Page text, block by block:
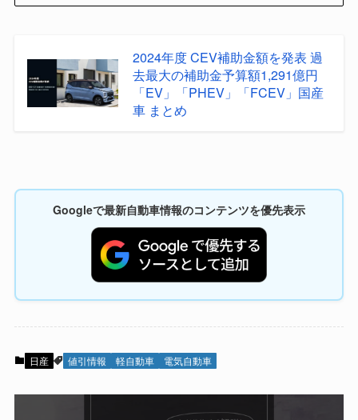
2024年度 CEV補助金額を発表 過
去最大の補助金予算額1,291億円
「EV」「PHEV」「FCEV」国産
車 まとめ
Googleで最新自動車情報のコンテンツを優先表示
日産 値引情報 軽自動車 電気自動車